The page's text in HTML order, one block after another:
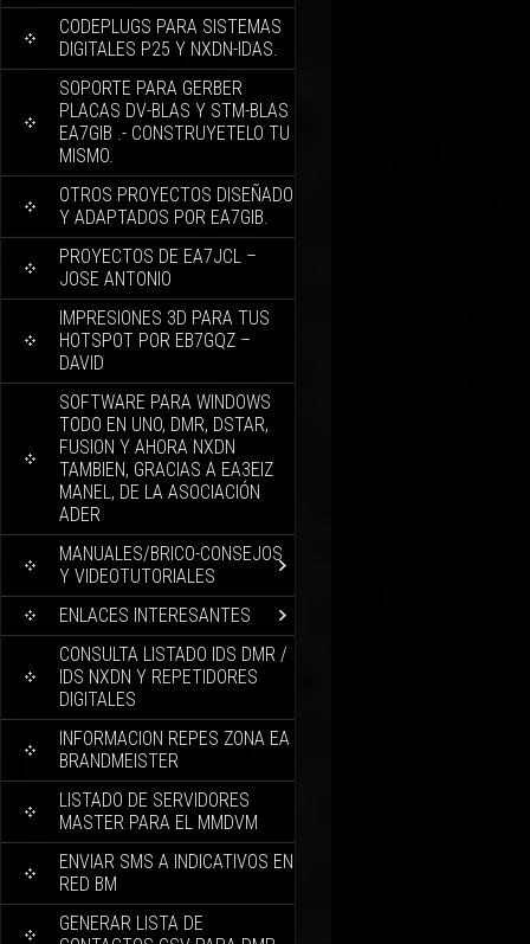
CODEPLUGS PARA SISTEMAS
DIGITALES P25 Y NXDN-IDAS.
SOPORTE PARA GERBER
PLACAS DV-BLAS Y STM-BLAS
EA7GIB .- CONSTRUYETELO TU
MISMO.
OTROS PROYECTOS DISEÑADO
Y ADAPTADOS POR EA7GIB.
PROYECTOS DE EA7JCL –
JOSE ANTONIO
IMPRESIONES 3D PARA TUS
HOTSPOT POR EB7GQZ –
DAVID
SOFTWARE PARA WINDOWS
TODO EN UNO, DMR, DSTAR,
FUSION Y AHORA NXDN
TAMBIEN, GRACIAS A EA3EIZ
MANEL, DE LA ASOCIACIÓN
ADER
MANUALES/BRICO-CONSEJOS
Y VIDEOTUTORIALES
ENLACES INTERESANTES
CONSULTA LISTADO IDS DMR /
IDS NXDN Y REPETIDORES
DIGITALES
INFORMACION REPES ZONA EA
BRANDMEISTER
LISTADO DE SERVIDORES
MASTER PARA EL MMDVM
ENVIAR SMS A INDICATIVOS EN
RED BM
GENERAR LISTA DE